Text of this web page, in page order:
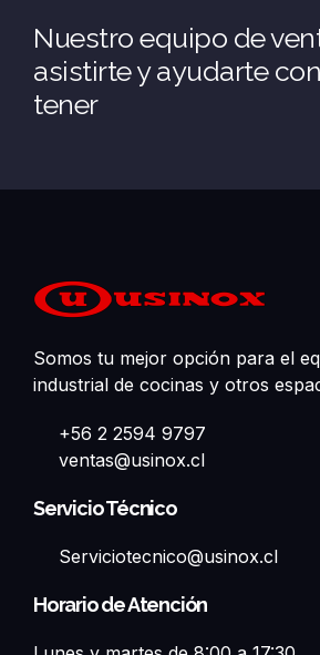
Nuestro equipo de
asistirte y ayudarte
tener
Somos tu mejor opción para el
industrial de cocinas y otros
+56 2 2594 9797
ventas@usinox.cl
Servicio Técnico
Serviciotecnico@usinox.cl
Horario de Atención